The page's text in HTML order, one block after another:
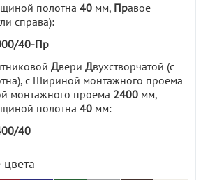
полотна 40 мм, Правое
справа):
40-Пр
Двери Двухстворчатой (с
с Шириной монтажного проема
монтажного проема 2400 мм,
полотна 40 мм:
40